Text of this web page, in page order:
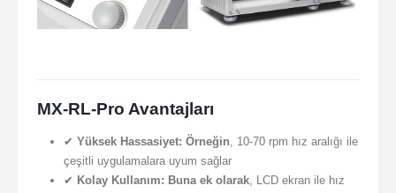
MX-RL-Pro Avantajları
✔ Yüksek Hassasiyet: Örneğin, 10-70 rpm hız aralığı ile
çeşitli uygulamalara uyum sağlar
✔ Kolay Kullanım: Buna ek olarak, LCD ekran ile hız